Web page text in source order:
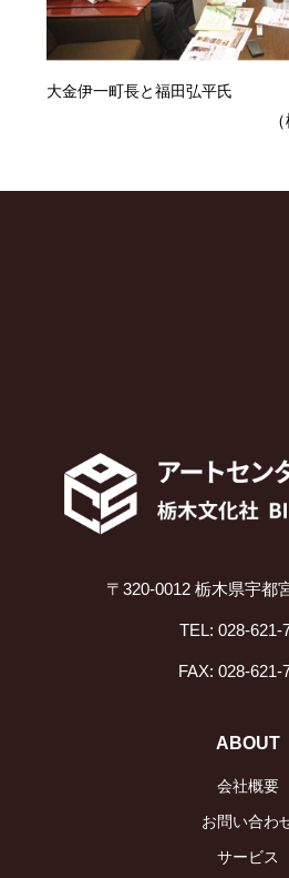
大金伊一町長と福田弘平氏
〒320-0012 栃木県宇都
TEL: 028-621-
FAX: 028-621-
ABOUT
会社概要
お問い合わ
サービス